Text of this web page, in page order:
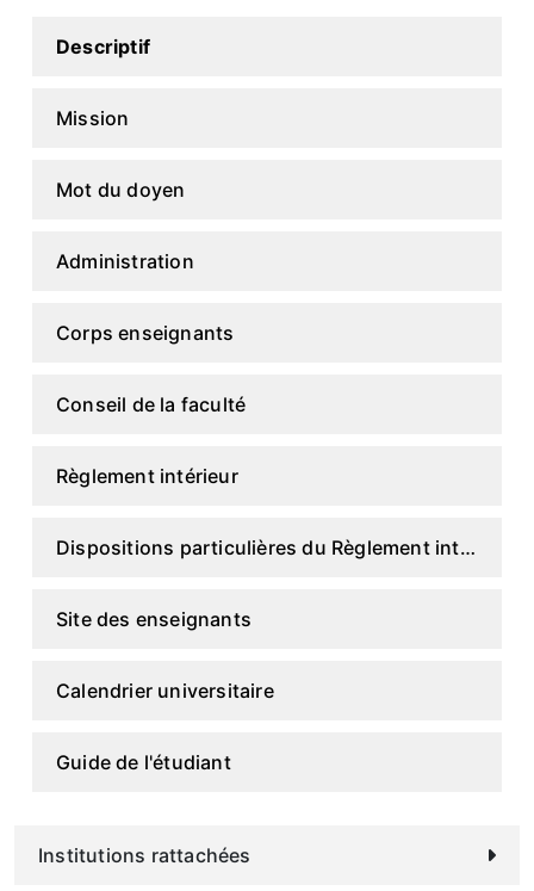
Descriptif
Mission
Mot du doyen
Administration
Corps enseignants
Conseil de la faculté
Règlement intérieur
Dispositions particulières du Règlement intérieur
Site des enseignants
Calendrier universitaire
Guide de l'étudiant
Institutions rattachées